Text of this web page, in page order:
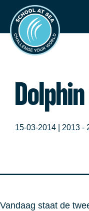
naar
inhoud
School
at
Sea
15-03-2014 | 2013 -
Vandaag staat de